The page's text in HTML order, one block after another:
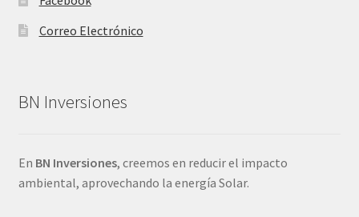
Correo Electrónico
BN Inversiones
En BN Inversiones, creemos en reducir el impacto
ambiental, aprovechando la energía Solar.